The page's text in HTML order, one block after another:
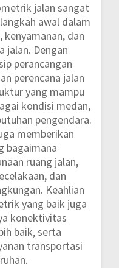
jalan sangat
awal dalam
dan
jalan. Dengan
perancangan
perencana jalan
yang mampu
kondisi medan,
pengendara.
memberikan
bagaimana
ruang jalan,
dan
Keahlian
yang baik juga
konektivitas
baik, serta
transportasi